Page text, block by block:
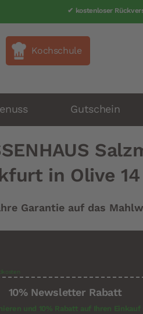
✔ kostenloser
Kochschule
Gutschein
in Olive
Garantie auf das
10% Newsletter Rabatt
und 10% Rabatt auf Ihren Einkauf